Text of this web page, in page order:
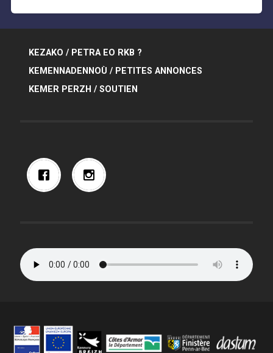
KEZAKO / PETRA EO RKB ?
KEMENNADENNOÙ / PETITES ANNONCES
KEMER PERZH / SOUTIEN